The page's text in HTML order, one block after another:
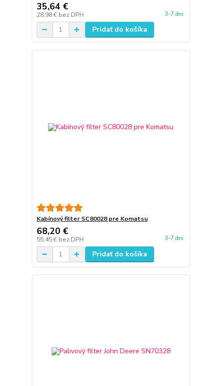
35,64 €
28,98 € bez DPH 3-7 dni
Pridať do košíka
Kabínový filter SC80028 pre Komatsu
68,20 €
55,45 € bez DPH 3-7 dni
Pridať do košíka